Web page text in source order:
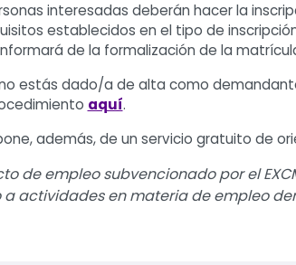
interesadas deberán hacer la
establecidos en el tipo de
de la formalización de la
estás dado/a de alta como
aquí.
además, de un servicio gratuito de
de empleo subvencionado por el
actividades en materia de empleo